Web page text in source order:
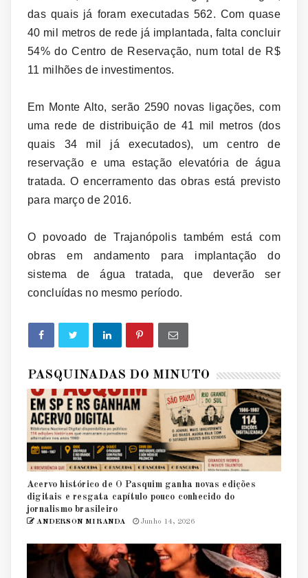
das quais já foram executadas 562. Com quase
40 mil metros de rede já implantada, falta concluir
54% do Centro de Reservação, num total de R$
11 milhões de investimentos.
Em Monte Alto, serão 2590 novas ligações, com
uma rede de distribuição de 41 mil metros (dos
quais 34 mil já executados), um centro de
reservação e uma estação elevatória de água
tratada. O encerramento das obras está previsto
para março de 2016.
O povoado de Trajanópolis também está com
obras em andamento para implantação do
sistema de água tratada, que deverão ser
concluídas no mesmo período.
PASQUINADAS DO MINUTO
Acervo histórico de O Pasquim ganha novas edições
digitais e resgata capítulo pouco conhecido do
jornalismo brasileiro
ANDERSON MIRANDA Junho 14, 2026